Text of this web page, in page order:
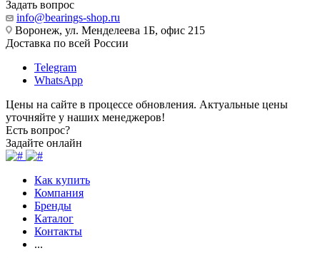
Задать вопрос
info@bearings-shop.ru
Воронеж, ул. Менделеева 1Б, офис 215
Доставка по всей России
Telegram
WhatsApp
Цены на сайте в процессе обновления. Актуальные цены
уточняйте у наших менеджеров!
Есть вопрос?
Задайте онлайн
Как купить
Компания
Бренды
Каталог
Контакты
...